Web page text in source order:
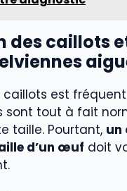
des caillots
caillots est
sont tout à fait
taille. Pourtant, un
d’un œuf doit